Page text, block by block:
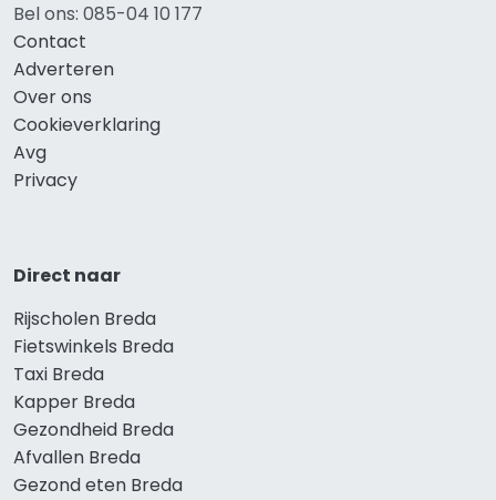
Bel ons: 085-04 10 177
Contact
Adverteren
Over ons
Cookieverklaring
Avg
Privacy
Direct naar
Rijscholen Breda
Fietswinkels Breda
Taxi Breda
Kapper Breda
Gezondheid Breda
Afvallen Breda
Gezond eten Breda